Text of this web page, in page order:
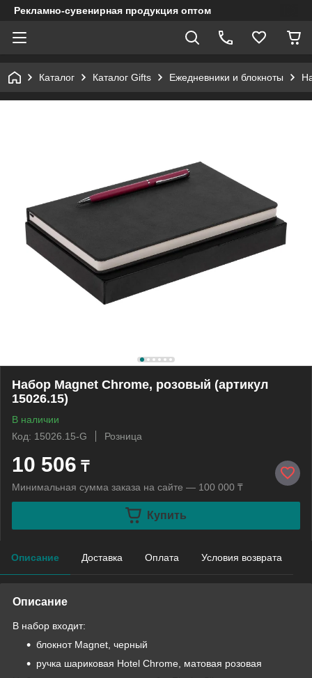
Рекламно-сувенирная продукция оптом
Каталог Каталог Gifts Ежедневники и блокноты
Набор Magnet Chrome, розовый (артикул
15026.15)
В наличии
Код: 15026.15-G
Розница
10 506 ₸
Минимальная сумма заказа на сайте — 100 000 ₸
Купить
Описание Доставка Оплата Условия возврата
Описание
В набор входит:
блокнот Magnet, черный
ручка шариковая Hotel Chrome, матовая розовая